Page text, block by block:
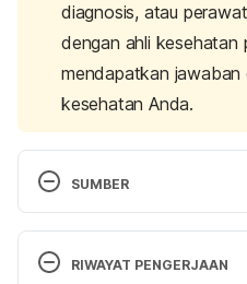
diagnosis, atau
dengan ahli kesehatan
mendapatkan jawaban
kesehatan Anda.
SUMBER
Triamterene-
October 2019,
http://www.webmd.com/
RIWAYAT PENGERJAAN